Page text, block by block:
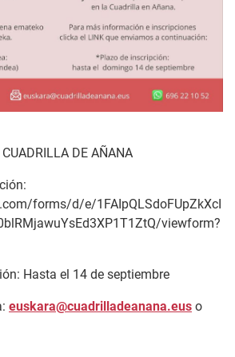
DE AÑANA
forms/d/e/1FAIpQLSdoFUpZkXcI
viewform?
Hasta el 14 de septiembre
euskara@cuadrilladeanana.eus o